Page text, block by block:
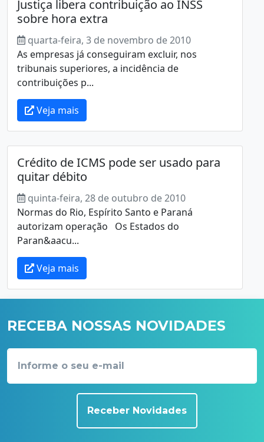
Justiça libera contribuição ao INSS
sobre hora extra
quarta-feira, 3 de novembro de 2010
As empresas já conseguiram excluir, nos
tribunais superiores, a incidência de
contribuições p...
Veja mais
Crédito de ICMS pode ser usado para
quitar débito
quinta-feira, 28 de outubro de 2010
Normas do Rio, Espírito Santo e Paraná
autorizam operação Os Estados do
Paran&aacu...
Veja mais
RECEBA NOSSAS NOVIDADES
Receber Novidades